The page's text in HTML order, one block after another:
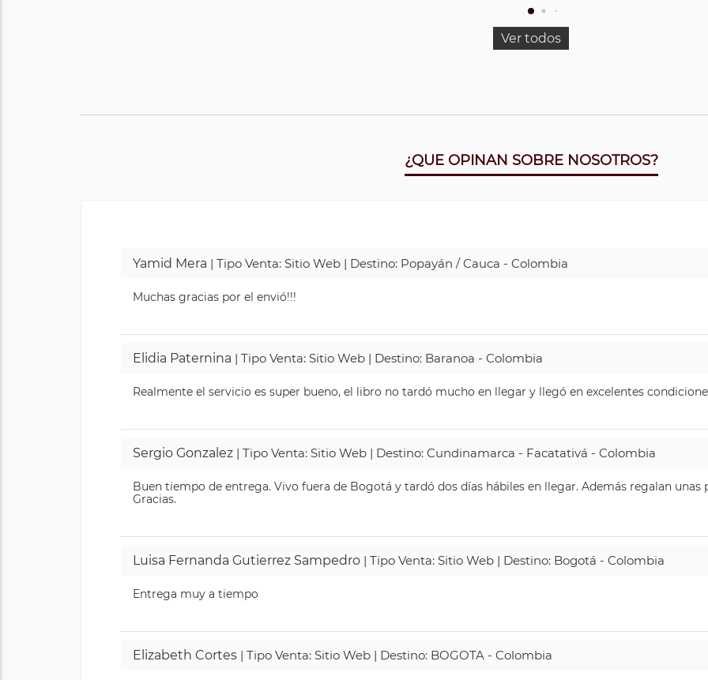
Ver todos
¿QUE OPINAN SOBRE NOSOTROS?
Yamid Mera | Tipo Venta: Sitio Web | Destino: Popayán / Cauca - Colombia
Muchas gracias por el envió!!!
Elidia Paternina | Tipo Venta: Sitio Web | Destino: Baranoa - Colombia
Realmente el servicio es super bueno, el libro no tardó mucho en llegar y llegó en excelentes
Sergio Gonzalez | Tipo Venta: Sitio Web | Destino: Cundinamarca - Facatativá - Colombia
Buen tiempo de entrega. Vivo fuera de Bogotá y tardó dos días hábiles en llegar. Además regalan unas
Gracias.
Luisa Fernanda Gutierrez Sampedro | Tipo Venta: Sitio Web | Destino: Bogotá - Colombia
Entrega muy a tiempo
Elizabeth Cortes | Tipo Venta: Sitio Web | Destino: BOGOTA - Colombia